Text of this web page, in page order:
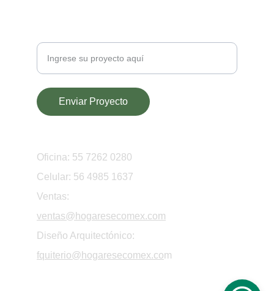
Enviar Proyecto
Oficina: 55 7262 0280
Celular: 56 4985 1637
Ventas:
ventas@hogaresecomex.com
Diseño Arquitectónico:
fquiterio@hogaresecomex.com